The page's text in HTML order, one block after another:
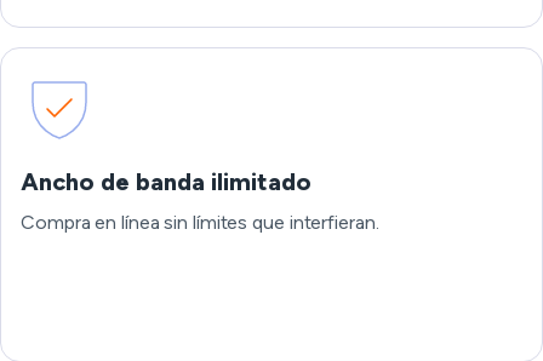
Ancho de banda ilimitado
Compra en línea sin límites que interfieran.